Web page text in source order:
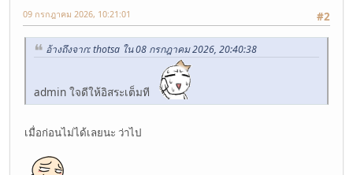
#2
09 กรกฎาคม 2026, 10:21:01
อ้างถึงจาก: thotsa ใน 08 กรกฎาคม 2026, 20:40:38
admin ใจดีให้อิสระเต็มที
เมื่อก่อนไม่ได้เลยนะ ว่าไป